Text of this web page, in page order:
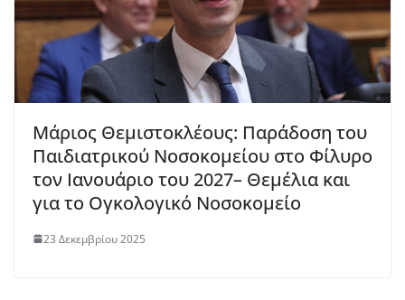
Μάριος Θεμιστοκλέους: Παράδοση του
Παιδιατρικού Νοσοκομείου στο Φίλυρο
τον Ιανουάριο του 2027– Θεμέλια και
για το Ογκολογικό Νοσοκομείο
23 Δεκεμβρίου 2025